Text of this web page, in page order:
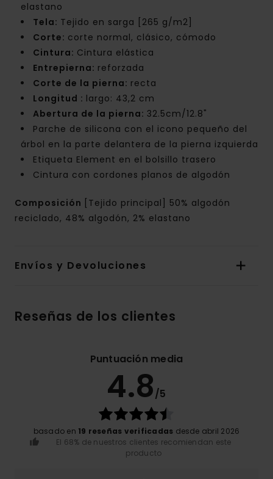
elastano
Tela: Tejido en sarga [265 g/m2]
Corte: corte normal, clásico, cómodo
Cintura: Cintura elástica
Entrepierna: reforzada
Corte de la pierna: recta
Longitud : largo: 43,2 cm
Abertura de la pierna: 32.5cm/12.8"
Parche de silicona con el icono pequeño del
árbol en la parte delantera de la pierna izquierda
Etiqueta Element en el bolsillo trasero
Cintura con cordones planos de algodón
Composición
[Tejido principal] 50% algodón
reciclado, 48% algodón, 2% elastano
Envíos y Devoluciones
Reseñas de los clientes
Puntuación media
4.8/5
basado en 19 reseñas verificadas desde abril 2026
El 68% de nuestros clientes recomiendan este
producto